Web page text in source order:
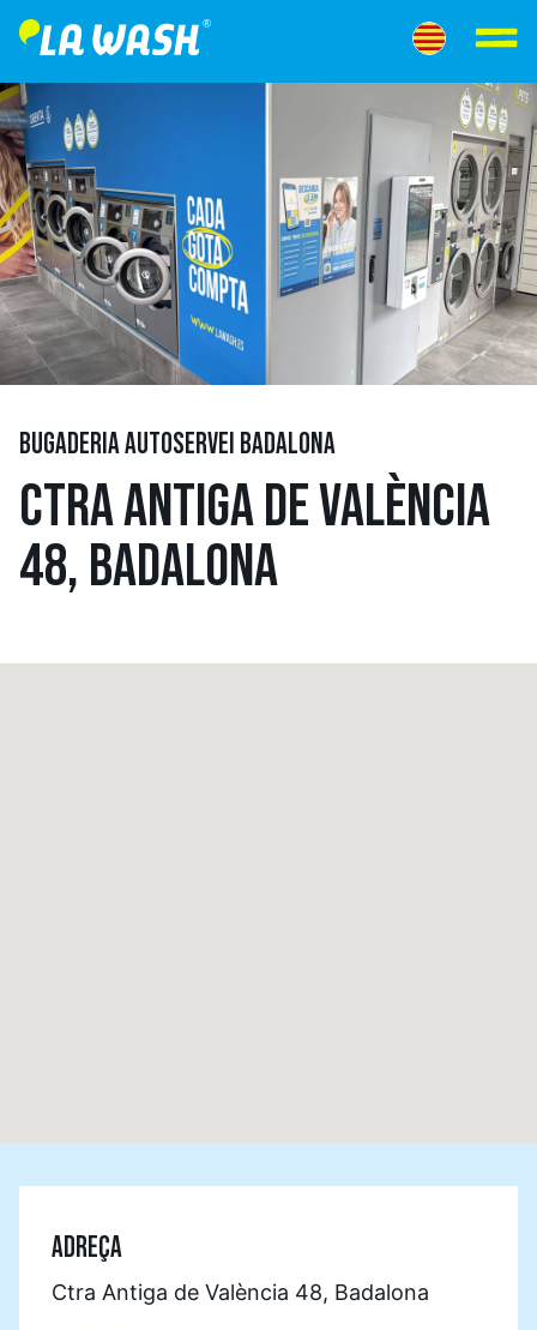
BUGADERIA AUTOSERVEI BADALONA
CTRA ANTIGA DE VALÈNCIA
48, BADALONA
ADREÇA
Ctra Antiga de València 48, Badalona